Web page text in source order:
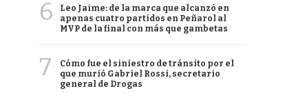
6
Leo Jaime: de la marca que alcanzó en
apenas cuatro partidos en Peñarol al
MVP de la final con más que gambetas
7
Cómo fue el siniestro de tránsito por el
que murió Gabriel Rossi, secretario
general de Drogas